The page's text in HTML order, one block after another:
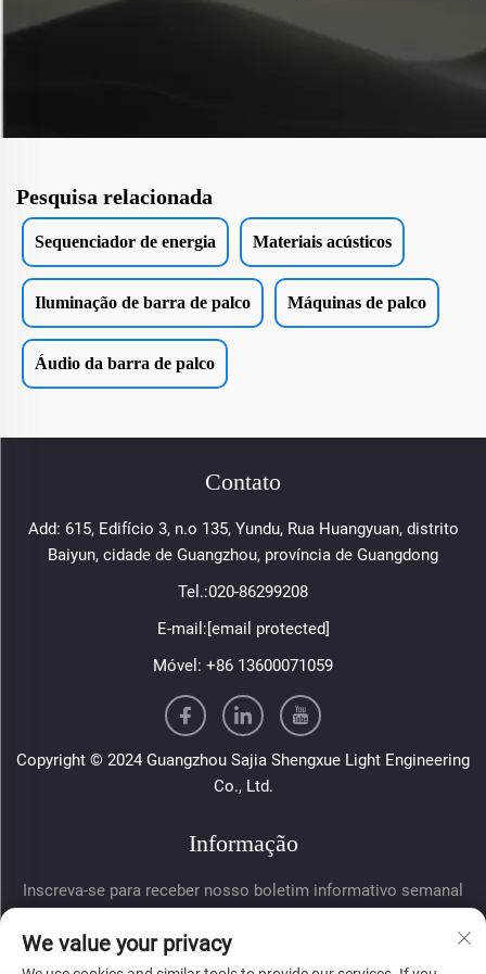
Pesquisa relacionada
Sequenciador de energia Materiais acústicos
Iluminação de barra de palco Máquinas de palco
Áudio da barra de palco
Contato
Add: 615, Edifício 3, n.o 135, Yundu, Rua Huangyuan, distrito
Baiyun, cidade de Guangzhou, província de Guangdong
Tel.:020-86299208
E-mail: [email protected]
Móvel: +86 13600071059
Copyright © 2024 Guangzhou Sajia Shengxue Light Engineering
Co., Ltd.
Informação
Inscreva-se para receber nosso boletim informativo semanal
We value your privacy